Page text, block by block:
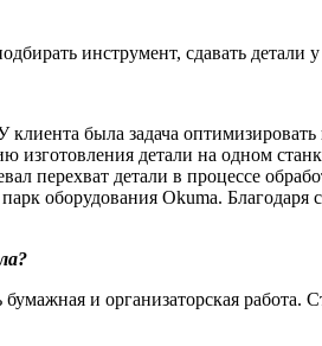
инструмент, сдавать детали
была задача оптимизировать
детали на одном
перехват детали в процессе
оборудования Okuma.
и организаторская работа.